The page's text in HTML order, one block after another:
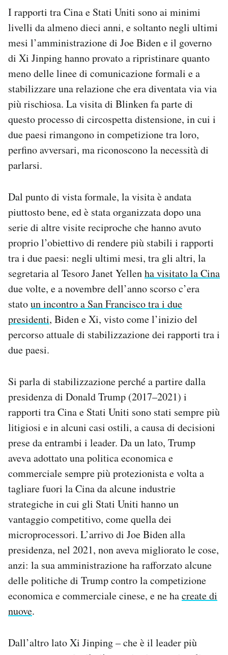
I rapporti tra Cina e Stati Uniti sono ai minimi
livelli da almeno dieci anni, e soltanto negli ultimi
mesi l’amministrazione di Joe Biden e il governo
di Xi Jinping hanno provato a ripristinare quanto
meno delle linee di comunicazione formali e a
stabilizzare una relazione che era diventata via via
più rischiosa. La visita di Blinken fa parte di
questo processo di circospetta distensione, in cui i
due paesi rimangono in competizione tra loro,
perfino avversari, ma riconoscono la necessità di
parlarsi.
Dal punto di vista formale, la visita è andata
piuttosto bene, ed è stata organizzata dopo una
serie di altre visite reciproche che hanno avuto
proprio l’obiettivo di rendere più stabili i rapporti
tra i due paesi: negli ultimi mesi, tra gli altri, la
segretaria al Tesoro Janet Yellenha visitato la Cina
due volte, e a novembre dell’anno scorso c’era
statoun incontro a San Francisco tra i due
presidenti, Biden e Xi, visto come l’inizio del
percorso attuale di stabilizzazione dei rapporti tra i
due paesi.
Si parla di stabilizzazione perché a partire dalla
presidenza di Donald Trump (2017–2021) i
rapporti tra Cina e Stati Uniti sono stati sempre più
litigiosi e in alcuni casi ostili, a causa di decisioni
prese da entrambi i leader. Da un lato, Trump
aveva adottato una politica economica e
commerciale sempre più protezionista e volta a
tagliare fuori la Cina da alcune industrie
strategiche in cui gli Stati Uniti hanno un
vantaggio competitivo, come quella dei
microprocessori. L’arrivo di Joe Biden alla
presidenza, nel 2021, non aveva migliorato le cose,
anzi: la sua amministrazione ha rafforzato alcune
delle politiche di Trump contro la competizione
economica e commerciale cinese, e ne hacreate di
nuove.
Dall’altro lato Xi Jinping – che è il leader più